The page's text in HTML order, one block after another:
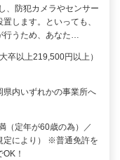
、防犯カメラやセンサー
します。といっても、
行うため、あなた…
卒以上219,500円以上）
内いずれかの事業所へ
（定年が60歳の為）／
定により） ※普通免許を
！